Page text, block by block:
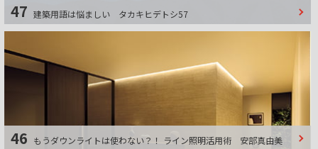
47 建築用語は悩ましい タカキヒデトシ57
46 もうダウンライトは使わない？！ ライン照明活用術 安部真由美